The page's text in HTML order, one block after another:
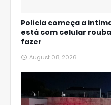
Polícia começa a
está com celular
fazer
August 08, 2026